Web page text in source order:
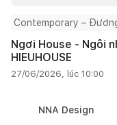
Contemporary –
Ngơi House - Ngôi
HIEUHOUSE
27/06/2026, lúc 10:00
NNA Design